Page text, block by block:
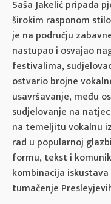
Saša Jakelić pripada
širokim rasponom
je na području
nastupao i osvajao
festivalima,
ostvario brojne
usavršavanje, među
sudjelovanje na
na temeljitu vokalnu
rad u popularnoj
formu, tekst i
kombinacija
tumačenje